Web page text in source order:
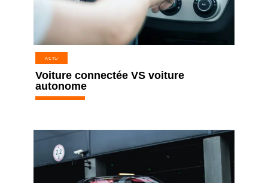
ACTU
Voiture connectée VS voiture
autonome